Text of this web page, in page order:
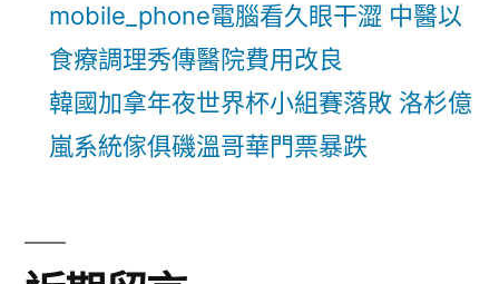
mobile_phone電腦看久眼干澀 中醫以
食療調理秀傳醫院費用改良
韓國加拿年夜世界杯小組賽落敗 洛杉億
嵐系統傢俱磯溫哥華門票暴跌